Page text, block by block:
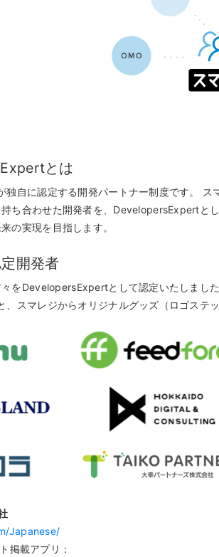
トレーニングモード
イベント・催事で使う
とは
自に認定する開発パートナー制度です。
ち合わせた開発者を、DevelopersExpertと
の実現を目指します。
開発者
をDevelopersExpertとして認定いたしまし
スマレジからオリジナルグッズ（ロゴステ
Japanese/
掲載アプリ：